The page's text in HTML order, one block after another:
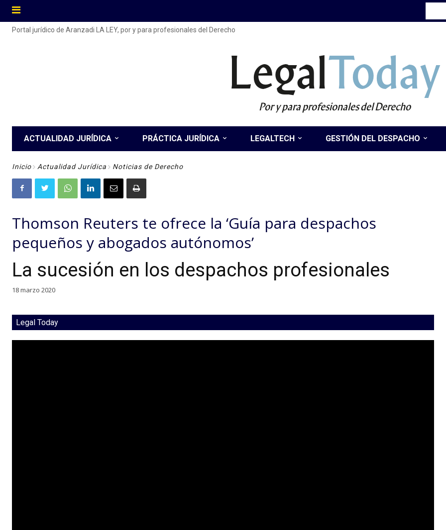
Portal jurídico de Aranzadi LA LEY, por y para profesionales del Derecho
LegalToday
Por y para profesionales del Derecho
ACTUALIDAD JURÍDICA PRÁCTICA JURÍDICA LEGALTECH GESTIÓN DEL DESPACHO
Inicio Actualidad Jurídica Noticias de Derecho
Thomson Reuters te ofrece la ‘Guía para despachos
pequeños y abogados autónomos’
La sucesión en los despachos profesionales
18 marzo 2020
Legal Today